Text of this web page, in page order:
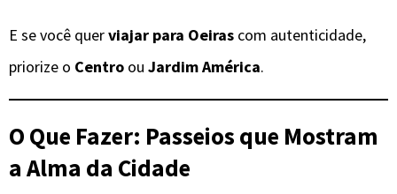
E se você querviajar para Oeiras com autenticidade,
priorize o Centro ou Jardim América.
O Que Fazer: Passeios que Mostram
a Alma da Cidade